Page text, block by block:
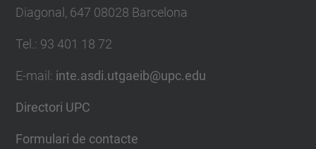
Diagonal, 647 08028 Barcelona
Tel. : 93 401 18 72
E-mail : inte.asdi.utgaeib@upc.edu
Directori UPC
Formulari de contacte